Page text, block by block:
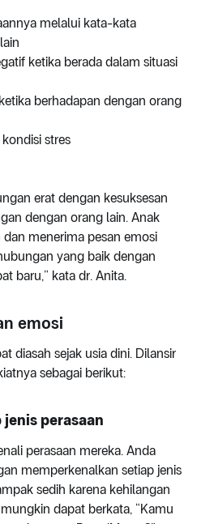
melalui kata-kata
ketika berada dalam situasi
berhadapan dengan orang
stres
erat dengan kesuksesan
dengan orang lain. Anak
menerima pesan emosi
yang baik dengan
baru,” kata dr. Anita.
emosi
diasah sejak usia dini. Dilansir
sebagai berikut:
perasaan
perasaan mereka. Anda
memperkenalkan setiap jenis
sedih karena kehilangan
dapat berkata, “Kamu